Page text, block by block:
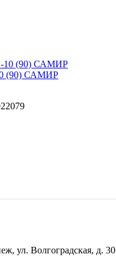
(90) САМИР
ул. Волгоградская, д. 30